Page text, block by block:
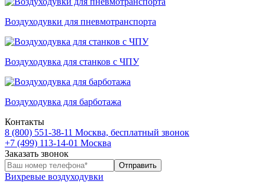
Воздуходувки для пневмотранспорта
Воздуходувка для станков с ЧПУ
Воздуходувка для барботажа
Контакты
8 (800) 551-38-11 Москва, бесплатный звонок
+7 (499) 113-14-01 Москва
Заказать звонок
Вихревые воздуходувки